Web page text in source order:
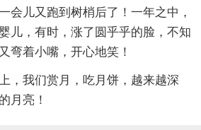
会儿又跑到树梢后了！一年之中，
儿，有时，涨了圆乎乎的脸，不知
弯着小嘴，开心地笑！
，我们赏月，吃月饼，越来越深
月亮！